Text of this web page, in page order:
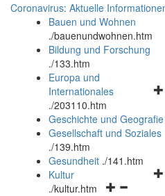
Coronavirus: Aktuelle
Bauen und Wohnen
./bauenundwohnen.htm
Bildung und Forschung
./133.htm
und
Europa und
Internationales
./203110.htm
Geschichte und Geografie
Gesellschaft und Soziales
./139.htm
Gesundheit ./141.htm
Kultur
./kultur.htm